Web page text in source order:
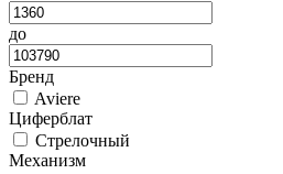
до
Бренд
Aviere
Циферблат
Стрелочный
Механизм